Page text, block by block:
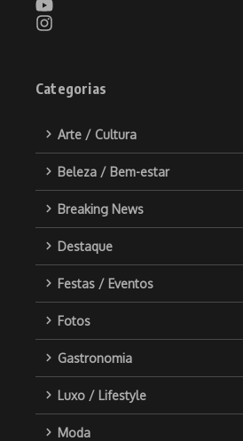
Categorias
Arte / Cultura
Beleza / Bem-estar
Breaking News
Destaque
Festas / Eventos
Fotos
Gastronomia
Luxo / Lifestyle
Moda